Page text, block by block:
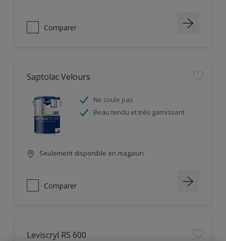
Comparer
Saptolac Velours
Ne coule pas
Beau tendu et très garnissant
Seulement disponible en magasin
Comparer
Leviscryl RS 600